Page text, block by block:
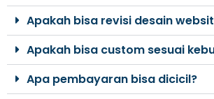
Apakah bisa revisi desain
Apakah bisa custom sesuai
Apa pembayaran bisa dicicil?